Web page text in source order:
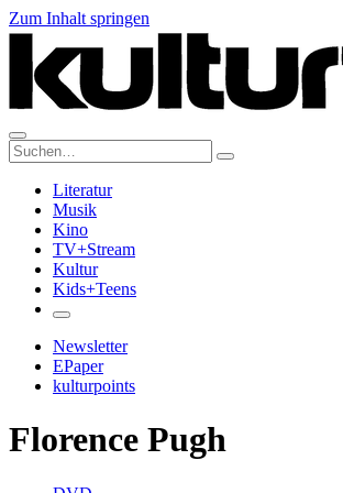
Zum Inhalt springen
Suche:
Literatur
Musik
Kino
TV+Stream
Kultur
Kids+Teens
Newsletter
EPaper
kulturpoints
Florence Pugh